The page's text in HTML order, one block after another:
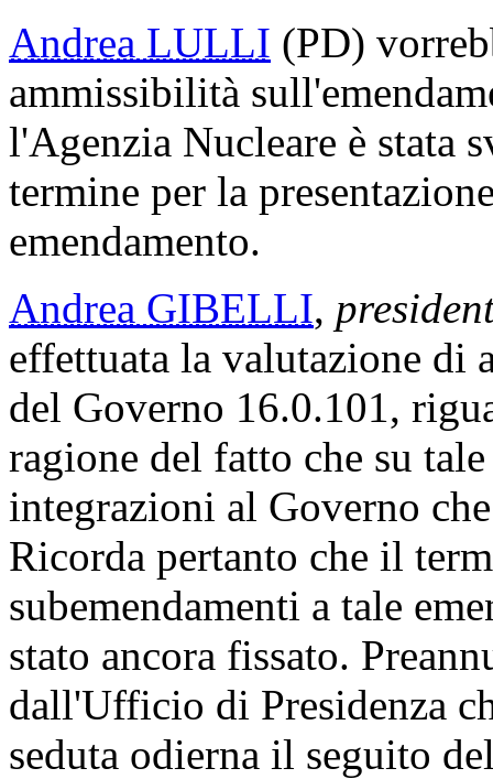
Andrea LULLI (PD)
ammissibilità
l'Agenzia Nucleare è stata
termine per la
emendamento.
Andrea GIBELLI,
effettuata la valutazione di
del Governo 16.0.101,
ragione del fatto che su
integrazioni al Governo
Ricorda pertanto che il
subemendamenti a tale
stato ancora fissato.
dall'Ufficio di Presidenza
seduta odierna il seguito